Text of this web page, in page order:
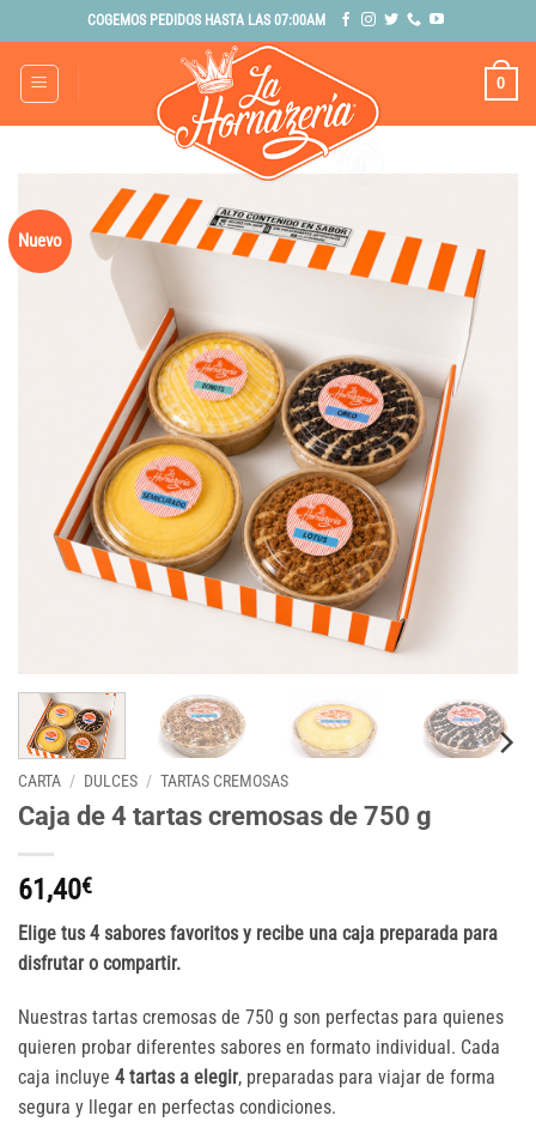
al
contenido
COGEMOS PEDIDOS HASTA LAS 07:00AM
0
Nuevo
CARTA / DULCES / TARTAS CREMOSAS
Caja de 4 tartas cremosas de 750 g
61,40€
Elige tus 4 sabores favoritos y recibe una caja preparada para
disfrutar o compartir.
Nuestras tartas cremosas de 750 g son perfectas para quienes
quieren probar diferentes sabores en formato individual. Cada
caja incluye 4 tartas a elegir, preparadas para viajar de forma
segura y llegar en perfectas condiciones.